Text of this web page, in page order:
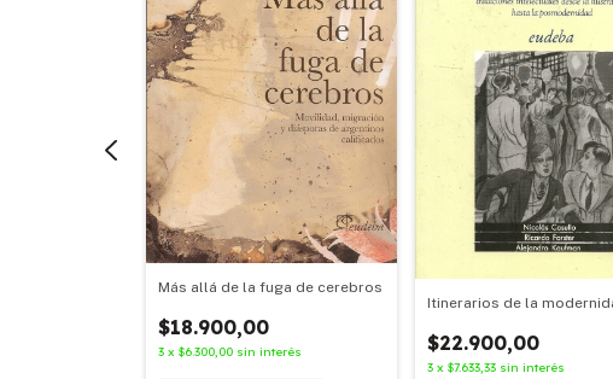
Más allá de la fuga de cerebros
$18.900,00
3 x $6.300,00 sin interés
Itinerarios de la
$22.900,00
3 x$7.633,33 sin interés